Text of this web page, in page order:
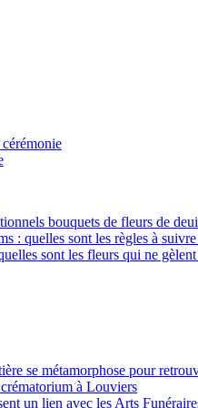
bouquets de fleurs de
: quelles sont les règles à
sont les fleurs qui ne gèlent
se métamorphose pour
à Louviers
un lien avec les Arts